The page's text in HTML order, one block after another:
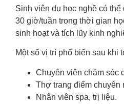
Sinh viên du học nghề có
30 giờ/tuần trong thời gian
sinh hoạt và tích lũy kinh
Một số vị trí phổ biến sau khi
Chuyên viên chăm sóc
Thợ trang điểm chuyên
Nhân viên spa, trị liệu.